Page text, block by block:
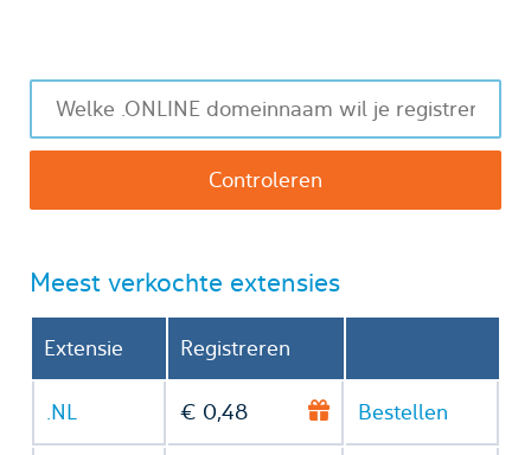
Meest verkochte extensies
Extensie Registreren
.NL € 0,48 Bestellen